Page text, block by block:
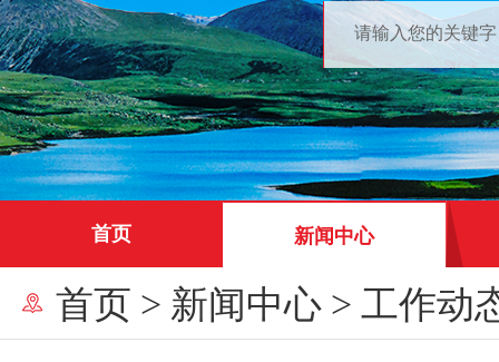
首页 新闻中心
首页 > 新闻中心 > 工作动